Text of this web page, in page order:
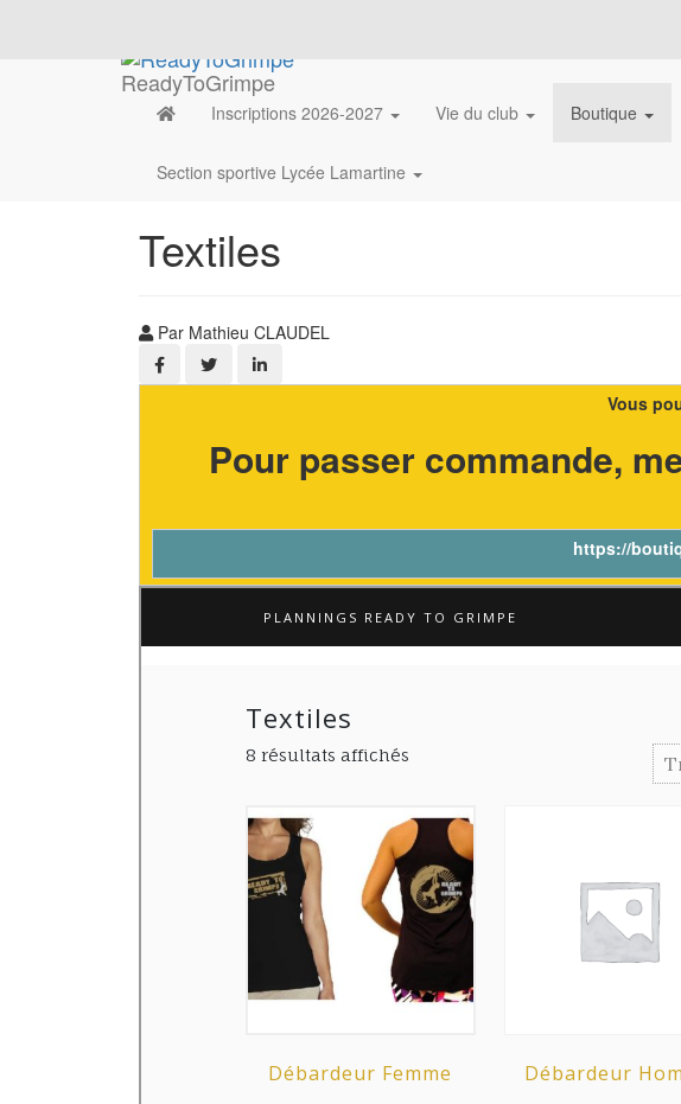
ReadyToGrimpe
Inscriptions 2026-2027 Vie du club Boutique
Section sportive Lycée Lamartine
Textiles
Par Mathieu CLAUDEL
Vous
Pour passer commande,
https://